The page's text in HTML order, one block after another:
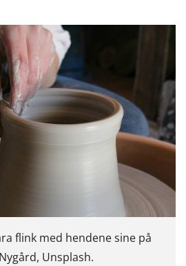
flink med hendene sine på
Unsplash.